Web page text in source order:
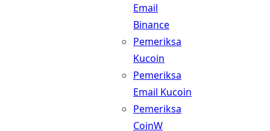
Email
Binance
Pemeriksa
Kucoin
Pemeriksa
Email Kucoin
Pemeriksa
CoinW